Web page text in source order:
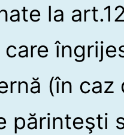
la
care
(în
părinteşti